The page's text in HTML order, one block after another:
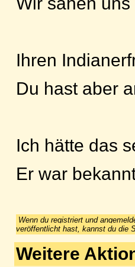
Ihren
Du hast aber
Ich hätte das
Er war
Wenn du registriert und
veröffentlicht hast, kannst du die
Weitere